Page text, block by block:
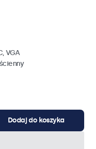
VGA
Dodaj do koszyka